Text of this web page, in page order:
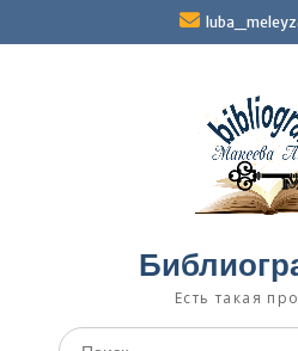
Есть такая
Поиск